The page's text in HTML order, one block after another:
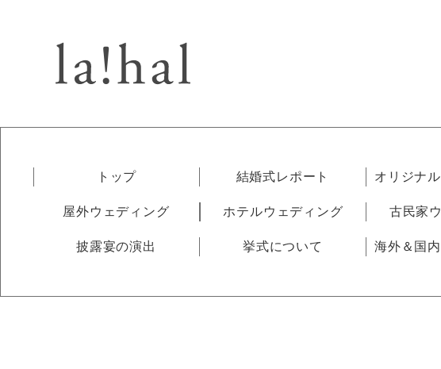
トップ 結婚式レポート オリジナ
屋外ウェディング ホテルウェディング 古民家
披露宴の演出 挙式について 海外＆国